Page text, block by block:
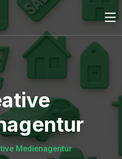
Medienagentur